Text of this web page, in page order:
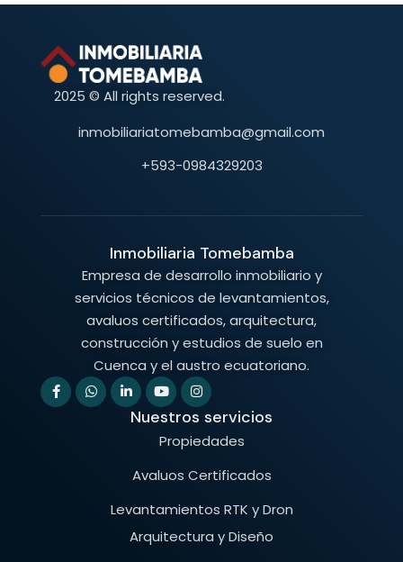
2025 © All rights reserved.
inmobiliariatomebamba@gmail.com
+593-0984329203
Inmobiliaria Tomebamba
Empresa de desarrollo inmobiliario y
servicios técnicos de levantamientos,
avaluos certificados, arquitectura,
construcción y estudios de suelo en
Cuenca y el austro ecuatoriano.
Nuestros servicios
Propiedades
Avaluos Certificados
Levantamientos RTK y Dron
Arquitectura y Diseño